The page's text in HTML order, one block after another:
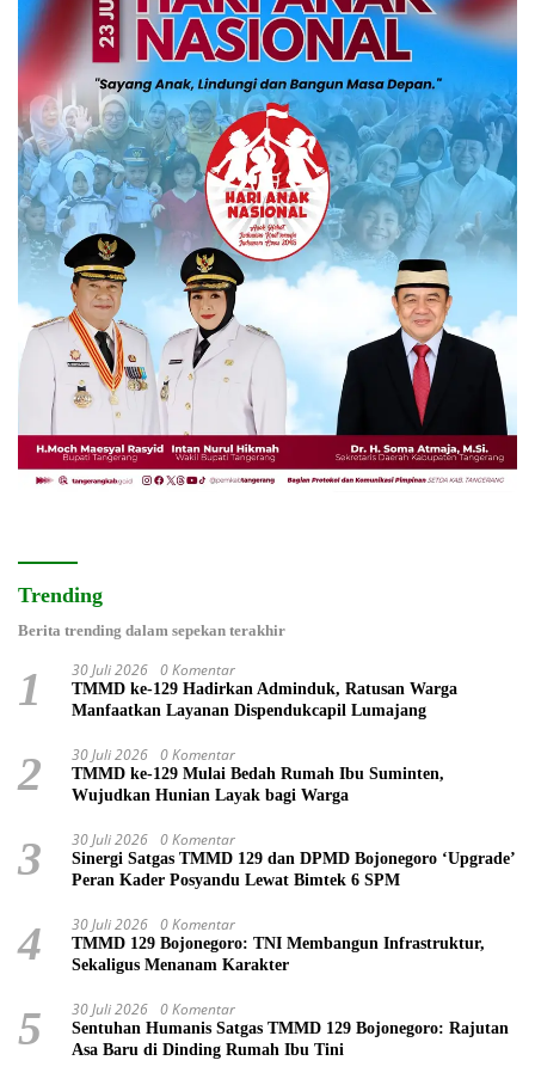
Trending
Berita trending dalam sepekan terakhir
1 30 Juli 2026 0 Komentar
TMMD ke-129 Hadirkan Adminduk, Ratusan Warga
Manfaatkan Layanan Dispendukcapil Lumajang
2 30 Juli 2026 0 Komentar
TMMD ke-129 Mulai Bedah Rumah Ibu Suminten,
Wujudkan Hunian Layak bagi Warga
3 30 Juli 2026 0 Komentar
Sinergi Satgas TMMD 129 dan DPMD Bojonegoro ‘Upgrade’
Peran Kader Posyandu Lewat Bimtek 6 SPM
4 30 Juli 2026 0 Komentar
TMMD 129 Bojonegoro: TNI Membangun Infrastruktur,
Sekaligus Menanam Karakter
5 30 Juli 2026 0 Komentar
Sentuhan Humanis Satgas TMMD 129 Bojonegoro: Rajutan
Asa Baru di Dinding Rumah Ibu Tini